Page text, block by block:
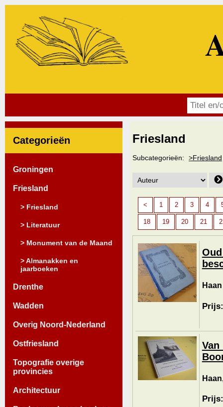
Categorieën
Groningen
Friesland
> Friesland
> Literatuur
> Monument van de Maand
> Almanakken en
jaarboeken
Drenthe
Wadden
Overig Noord-Nederland
Ostfriesland
Topografie overige
provincies
Architectuur
Friesland
Subcategorieën: >Friesland
< 1 2 3 4
18 19 20 21
Van